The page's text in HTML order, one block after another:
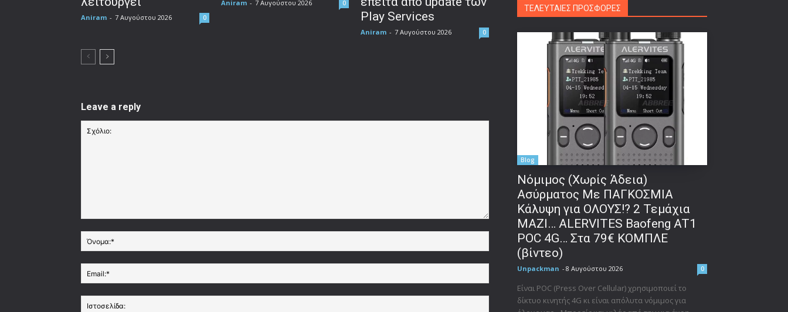
Aniram - 7 Αυγούστου 2026 0
Aniram - 7 Αυγούστου 2026 0
Play Services
Aniram - 7 Αυγούστου 2026 0
Leave a reply
Όνομα:*
Ιστοσελίδα:
ΤΕΛΕΥΤΑΙΕΣ ΠΡΟΣΦΟΡΕΣ
Blog
Νόμιμος (Χωρίς Άδεια)
Ασύρματος Με ΠΑΓΚΟΣΜΙΑ
Κάλυψη για ΟΛΟΥΣ!? 2 Τεμάχια
ΜΑΖΙ… ALERVITES Baofeng AT1
POC 4G… Στα 79€ ΚΟΜΠΛΕ
(βίντεο)
Unpackman - 8 Αυγούστου 2026 0
Είναι POC (Press Over Cellular) χρησιμοποιεί το
δίκτυο κινητής 4G κι είναι απόλυτα νόμιμος για